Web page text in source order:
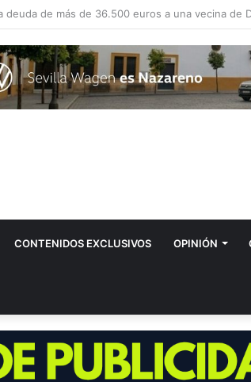
el virus del Nilo en Dos Hermanas
CONTENIDOS EXCLUSIVOS OPINIÓN